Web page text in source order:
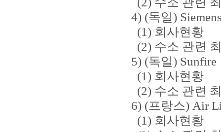
4) (독일)
(1) 회사현황
(2) 수소 관련
5) (독일) Sunfire
(1) 회사현황
(2) 수소 관련
6) (프랑스) Air
(1) 회사현황